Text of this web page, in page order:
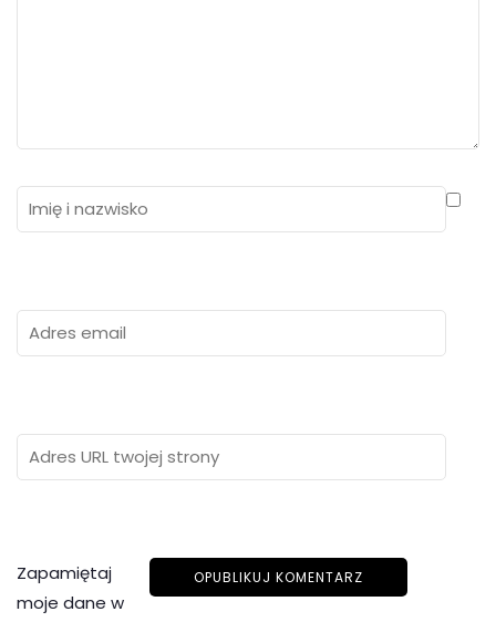
Zapamiętaj
moje dane w